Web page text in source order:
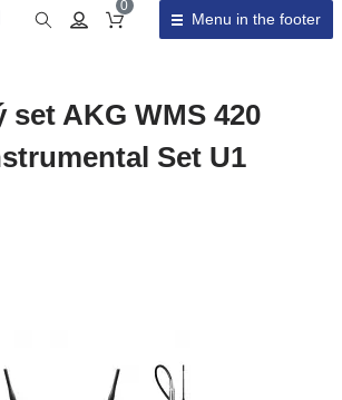
Cart total
0
Menu in the footer
set AKG WMS 420
Set U1